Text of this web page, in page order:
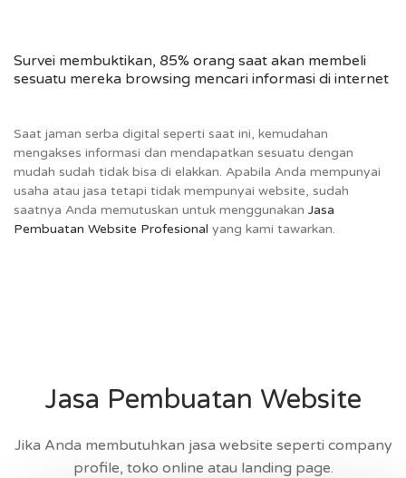
Survei membuktikan, 85% orang saat akan membeli
sesuatu mereka browsing mencari informasi di internet
Saat jaman serba digital seperti saat ini, kemudahan
mengakses informasi dan mendapatkan sesuatu dengan
mudah sudah tidak bisa di elakkan. Apabila Anda mempunyai
usaha atau jasa tetapi tidak mempunyai website, sudah
saatnya Anda memutuskan untuk menggunakan Jasa
Pembuatan Website Profesional yang kami tawarkan.
Jasa Pembuatan Website
Jika Anda membutuhkan jasa website seperti company
profile, toko online atau landing page.